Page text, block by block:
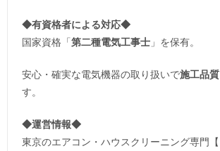
◆有資格者による対応◆
国家資格「第二種電気工事士 」を保有。
安心・確実な電気機器の取り扱いで施工品
す。
◆運営情報◆
東京のエアコン・ハウスクリーニング専門【